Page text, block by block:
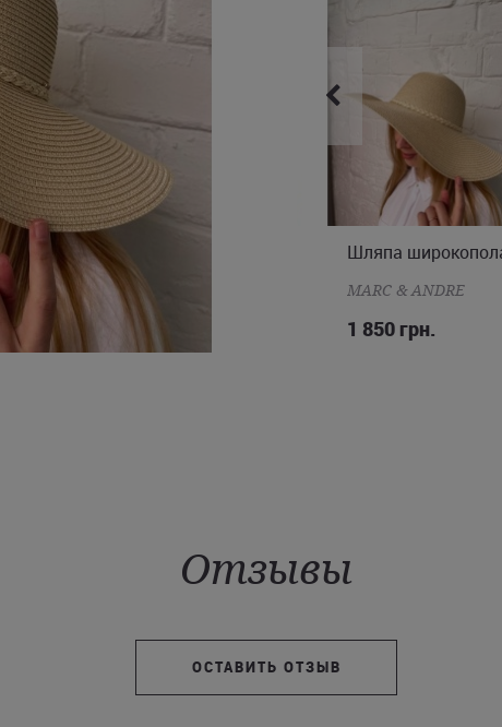
Шляпа из рафии
BANANA MOON
3 490 грн.
ONE SIZE
Шляпа широкополая
MARC & ANDRE
1 850 грн.
Отзывы
ОСТАВИТЬ ОТЗЫВ